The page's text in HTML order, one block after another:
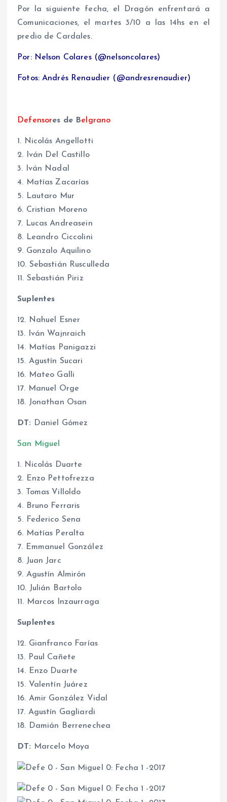
Por la siguiente fecha, el Dragón enfrentará a
Comunicaciones, el martes 3/10 a las 14hs en el
predio de Cardales.
Por: Nelson Colares (@nelsoncolares)
Fotos: Andrés Renaudier (@andresrenaudier)
Defensores de Belgrano
1. Nicolás Angellotti
2. Iván Del Castillo
3. Iván Nadal
4. Matías Zacarías
5. Lautaro Mur
6. Cristian Moreno
7. Lucas Andreasein
8. Leandro Ciccolini
9. Gonzalo Aquilino
10. Sebastián Rusculleda
11. Sebastián Piriz
Suplentes
12. Nahuel Esner
13. Iván Wajnraich
14. Matías Panigazzi
15. Agustín Sucari
16. Mateo Galli
17. Manuel Orge
18. Jonathan Osan
DT: Daniel Gómez
San Miguel
1. Nicolás Duarte
2. Enzo Pettofrezza
3. Tomas Villoldo
4. Bruno Ferraris
5. Federico Sena
6. Matías Peralta
7. Emmanuel González
8. Juan Jarc
9. Agustín Almirón
10. Julián Bartolo
11. Marcos Inzaurraga
Suplentes
12. Gianfranco Farías
13. Paul Cañete
14. Enzo Duarte
15. Valentín Juárez
16. Amir González Vidal
17. Agustín Gagliardi
18. Damián Berrenechea
DT: Marcelo Moya